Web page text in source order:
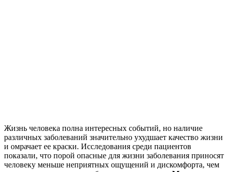
Жизнь человека полна интересных событий, но наличие
различных заболеваний значительно ухудшает качество жизни
и омрачает ее краски. Исследования среди пациентов
показали, что порой опасные для жизни заболевания приносят
человеку меньше неприятных ощущений и дискомфорта, чем